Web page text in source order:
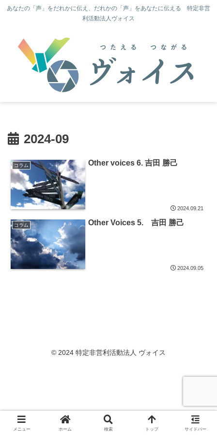
あなたの「声」をだれかに伝え、だれかの「声」をあなたに伝える 特定非営
利活動法人ヴォイス
2024-09
コラム Other voices 6. 吉田 勝己
2024.09.21
コラム Other Voices 5. 吉田 勝己
2024.09.05
© 2024 特定非営利活動法人 ヴォイス
メニュー ホーム 検索 トップ サイドバー